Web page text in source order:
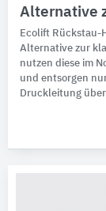
Alternative
Ecolift Rückstau-
Alternative zur
nutzen diese im
und entsorgen
Druckleitung